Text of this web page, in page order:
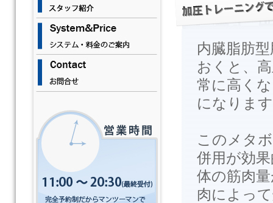
内臓脂肪
おくと、
常に高く
になりま
このメタ
併用が効
体の筋肉
肉によっ